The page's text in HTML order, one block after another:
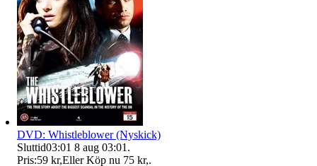
DVD: Whistleblower (Nyskick)
Sluttid03:01 8 aug 03:01 .
Pris:59 kr,Eller Köp nu 75 kr,.